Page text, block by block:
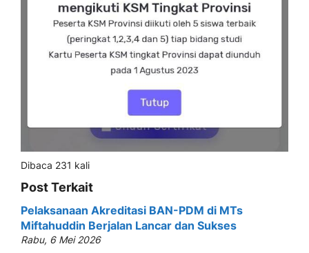
Dibaca 231 kali
Post Terkait
Pelaksanaan Akreditasi BAN-PDM di MTs
Miftahuddin Berjalan Lancar dan Sukses
Rabu, 6 Mei 2026